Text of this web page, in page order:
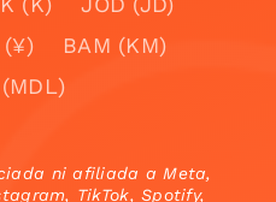
(¥)
BAM (KM)
ni afiliada a Meta,
TikTok, Spotify,